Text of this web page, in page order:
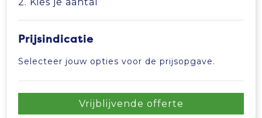
Tablettassen
Waterbestendige tassen
Aktetassen
Prijsindicatie
Selecteer jouw opties voor de prijsopgave.
Vrijblijvende offerte